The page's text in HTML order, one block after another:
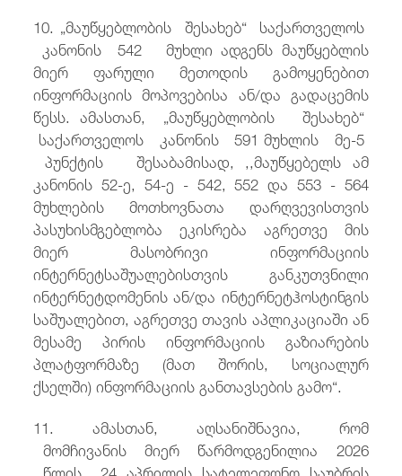
10. „მაუწყებლობის შესახებ“ საქართველოს
კანონის 542 მუხლი ადგენს მაუწყებლის
მიერ ფარული მეთოდის გამოყენებით
ინფორმაციის მოპოვებისა ან/და გადაცემის
წესს. ამასთან, „მაუწყებლობის შესახებ“
საქართველოს კანონის 591 მუხლის მე-5
პუნქტის შესაბამისად, ,,მაუწყებელს ამ
კანონის 52-ე, 54-ე - 542, 552 და 553 - 564
მუხლების მოთხოვნათა დარღვევისთვის
პასუხისმგებლობა ეკისრება აგრეთვე მის
მიერ მასობრივი ინფორმაციის
ინტერნეტსაშუალებისთვის განკუთვნილი
ინტერნეტდომენის ან/და ინტერნეტჰოსტინგის
საშუალებით, აგრეთვე თავის აპლიკაციაში ან
მესამე პირის ინფორმაციის გაზიარების
პლატფორმაზე (მათ შორის, სოციალურ
ქსელში) ინფორმაციის განთავსების გამო“.
11. ამასთან, აღსანიშნავია, რომ
მომჩივანის მიერ წარმოდგენილია 2026